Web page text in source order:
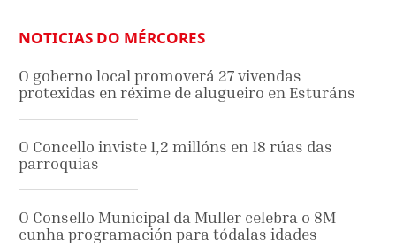
NOTICIAS DO MÉRCORES
O goberno local promoverá 27 vivendas
protexidas en réxime de alugueiro en Esturáns
O Concello inviste 1,2 millóns en 18 rúas das
parroquias
O Consello Municipal da Muller celebra o 8M
cunha programación para tódalas idades